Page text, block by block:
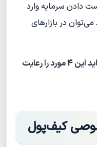
دادن سرمایه وارد
با آموزش 4 مورد می‌توان در بازارهای
برای پیشگیری از هدر رفت سرمایه باید این 4 مورد را رعایت